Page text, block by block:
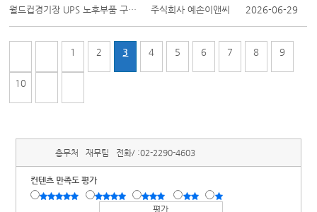
월드컵경기장 UPS 노후부품 구매설치 주식회사 예손이앤씨 2026-06-29
1 2 3 4 5 6 7 8 9
10
총무처 재무팀 전화/ :02-2290-4603
컨텐츠 만족도 평가